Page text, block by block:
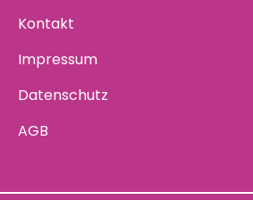
Kontakt
Impressum
Datenschutz
AGB